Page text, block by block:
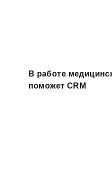
В работе
поможет CRM